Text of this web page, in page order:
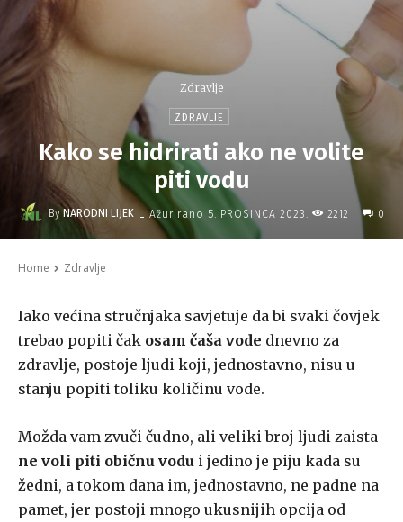
Zdravlje
ZDRAVLJE
Kako se hidrirati ako ne volite
piti vodu
By NARODNI LIJEK - Ažurirano 5. PROSINCA 2023. 2212 0
Home Zdravlje
Iako većina stručnjaka savjetuje da bi svaki čovjek
trebao popiti čak osam čaša vode dnevno za
zdravlje, postoje ljudi koji, jednostavno, nisu u
stanju popiti toliku količinu vode.
Možda vam zvuči čudno, ali veliki broj ljudi zaista
ne voli piti običnu vodu i jedino je piju kada su
žedni, a tokom dana im, jednostavno, ne padne na
pamet, jer postoji mnogo ukusnijih opcija od